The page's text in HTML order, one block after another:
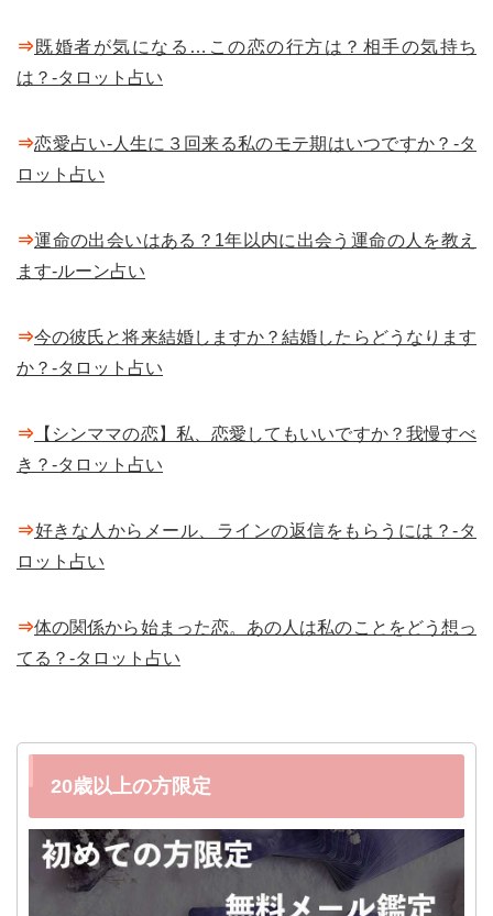
⇒既婚者が気になる…この恋の行方は？相手の気持ち
は？-タロット占い
⇒恋愛占い-人生に３回来る私のモテ期はいつですか？-タ
ロット占い
⇒運命の出会いはある？1年以内に出会う運命の人を教え
ます-ルーン占い
⇒今の彼氏と将来結婚しますか？結婚したらどうなります
か？-タロット占い
⇒ 【シンママの恋】私、恋愛してもいいですか？我慢すべ
き？-タロット占い
⇒好きな人からメール、ラインの返信をもらうには？-タ
ロット占い
⇒体の関係から始まった恋。あの人は私のことをどう想っ
てる？-タロット占い
20歳以上の方限定